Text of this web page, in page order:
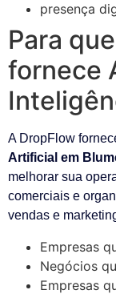
presença
Para
fornece
A DropFlow
Artificial em
melhorar sua
comerciais e
vendas e
Empresas
Negócios
Empresas